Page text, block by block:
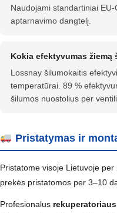
Naudojami standartiniai
aptarnavimo dangtelį.
Kokia efektyvumas žiemą
Lossnay šilumokaitis
temperatūrai. 89 %
šilumos nuostolius per
Pristatymas ir
Pristatome visoje Lietuvoje per
prekės pristatomos per 3–10
Profesionalus